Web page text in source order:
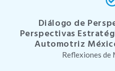
Diálogo de
Perspectivas
Automotriz
Reflexiones de